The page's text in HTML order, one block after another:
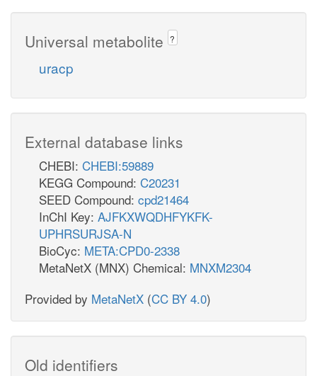
Universal metabolite ?
uracp
External database links
CHEBI: CHEBI:59889
KEGG Compound: C20231
SEED Compound: cpd21464
InChI Key: AJFKXWQDHFYKFK-
UPHRSURJSA-N
BioCyc: META:CPD0-2338
MetaNetX (MNX) Chemical: MNXM2304
Provided by MetaNetX (CC BY 4.0)
Old identifiers